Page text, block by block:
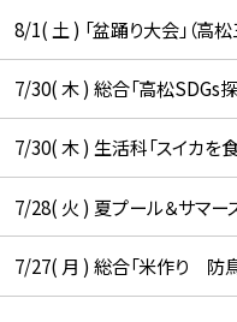
8/1( 土 ) 「盆踊り大会」（高
7/30( 木 ) 総合「高松SDGs探
7/30( 木 ) 生活科「スイカを食
7/28( 火 ) 夏プール＆サマース
7/27( 月 ) 総合「米作り 防鳥